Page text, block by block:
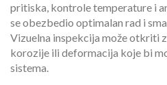
pritiska, kontrole temperature i
se obezbedio optimalan rad i
Vizuelna inspekcija može otkriti
korozije ili deformacija koje bi
sistema.